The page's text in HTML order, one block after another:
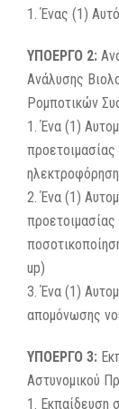
1. Ένας (1)
ΥΠΟΕΡΓΟ 2:
Ανάλυσης
Ρομποτικών
1. Ένα (1)
2. Ένα (1)
up)
3. Ένα (1)
απομόνωσης
ΥΠΟΕΡΓΟ 3:
Αστυνομικού
1. Εκπαίδευση